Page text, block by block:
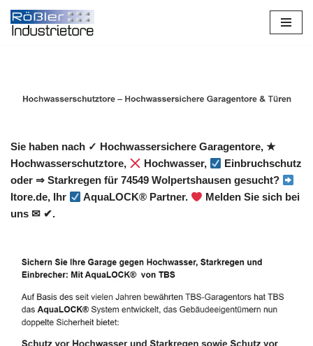
Zum
Sie haben nach ✓ Hochwassersichere Garagentore, ★
Hochwasserschutztore,
Hochwasser,
Einbruchschutz
oder ⇒ Starkregen für 74549 Wolpertshausen gesucht?
Itore.de, Ihr
AquaLOCK® Partner.
Melden Sie sich bei
uns ✉ ✔.